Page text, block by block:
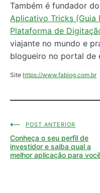
Também é fundador do
Aplicativo Tricks (Guia
Plataforma de
viajante no mundo e
blogueiro no portal de
Site https://www.fabiog.com.br
Navegação
de
POST ANTERIOR
Conheça o seu perfil de
investidor e saiba qual a
melhor aplicação para